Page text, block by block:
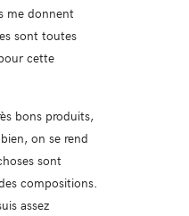
me donnent
sont toutes
cette
bons produits,
on se rend
sont
compositions.
assez